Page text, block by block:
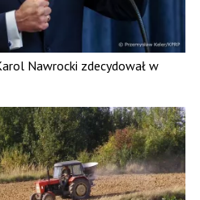
Nawrocki zdecydował w